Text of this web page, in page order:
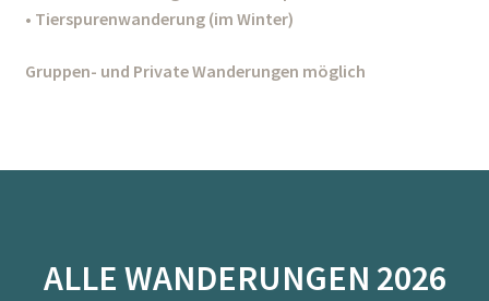
• Tierspurenwanderung (im Winter)
Gruppen- und Private Wanderungen möglich
ALLE WANDERUNGEN 2026